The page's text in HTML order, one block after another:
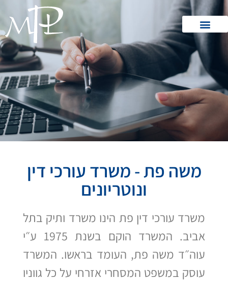
משה פת - משרד עורכי דין
ונוטריונים
משרד עורכי דין פת הינו משרד ותיק בתל
אביב. המשרד הוקם בשנת 1975 ע״י
עוה״ד משה פת, העומד בראשו. המשרד
עוסק במשפט המסחרי אזרחי על כל גווניו